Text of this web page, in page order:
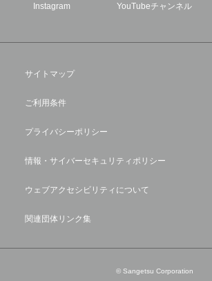
Instagram YouTubeチャンネル
サイトマップ
ご利用条件
プライバシーポリシー
情報・サイバーセキュリティポリシー
ウェブアクセシビリティについて
関連団体リンク集
© Sangetsu Corporation